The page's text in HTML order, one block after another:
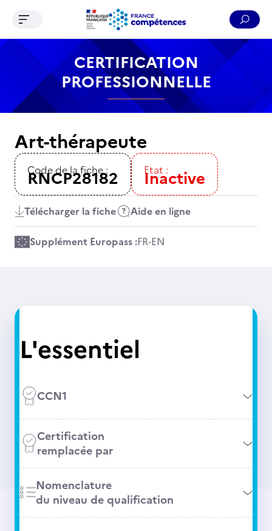
Contenu Recherche Menu Pied de page
Ouvrir le menu de navigation
CERTIFICATION
PROFESSIONNELLE
Art-thérapeute
Code de la fiche :
RNCP28182 Etat :
Inactive
Télécharger la fiche Aide en ligne
Supplément Europass :FR-EN
L'essentiel
CCN1
Certification
remplacée par
Nomenclature
du niveau de qualification